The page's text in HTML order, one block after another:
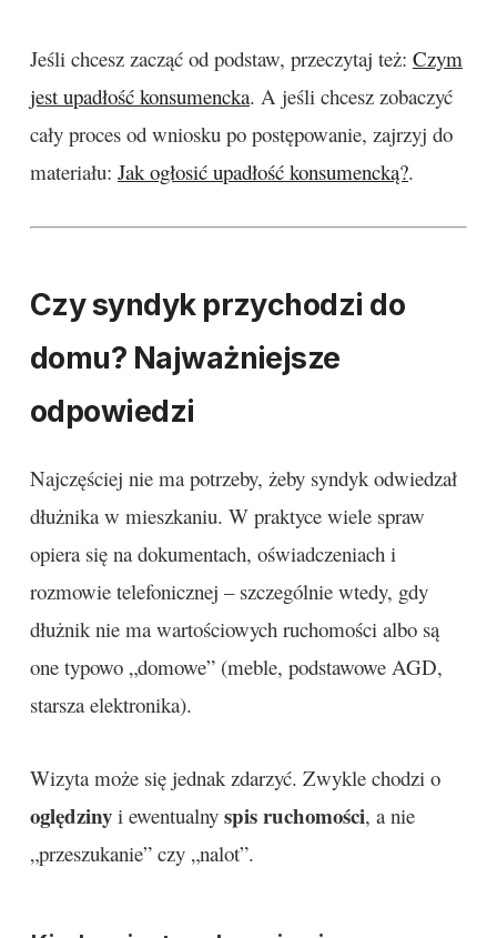
Jeśli chcesz zacząć od podstaw, przeczytaj też: Czym
jest upadłość konsumencka. A jeśli chcesz zobaczyć
cały proces od wniosku po postępowanie, zajrzyj do
materiału: Jak ogłosić upadłość konsumencką?.
Czy syndyk przychodzi do
domu? Najważniejsze
odpowiedzi
Najczęściej nie ma potrzeby, żeby syndyk odwiedzał
dłużnika w mieszkaniu. W praktyce wiele spraw
opiera się na dokumentach, oświadczeniach i
rozmowie telefonicznej – szczególnie wtedy, gdy
dłużnik nie ma wartościowych ruchomości albo są
one typowo „domowe” (meble, podstawowe AGD,
starsza elektronika).
Wizyta może się jednak zdarzyć. Zwykle chodzi o
oględziny i ewentualny spis ruchomości, a nie
„przeszukanie” czy „nalot”.